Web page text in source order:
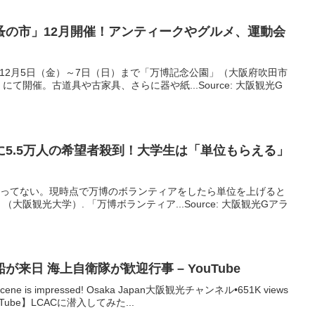
の市」12月開催！アンティークやグルメ、運動会
月5日（金）～7日（日）まで「万博記念公園」（大阪府吹田市
て開催。古道具や古家具、さらに器や紙...Source: 大阪観光G
万人の希望者殺到！大学生は「単位もらえる」
てない。現時点で万博のボランティアをしたら単位を上げると
大阪観光大学）. 「万博ボランティア...Source: 大阪観光Gアラ
が来日 海上自衛隊が歓迎行事 – YouTube
is impressed! Osaka Japan大阪観光チャンネル•651K views
】LCACに潜入してみた...